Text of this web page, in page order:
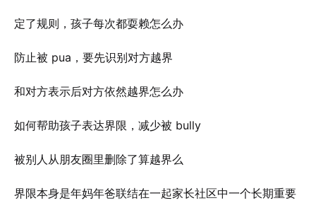
定了规则，孩子每次都耍赖怎么办
防止被 pua，要先识别对方越界
和对方表示后对方依然越界怎么办
如何帮助孩子表达界限，减少被 bully
被别人从朋友圈里删除了算越界么
界限本身是年妈年爸联结在一起家长社区中一个长期重要